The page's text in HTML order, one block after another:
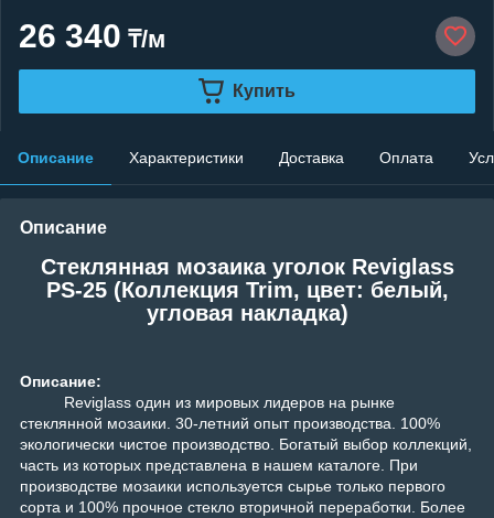
26 340 ₸/м
Купить
Описание Характеристики Доставка Оплата
Описание
Стеклянная мозаика уголок Reviglass
PS-25 (Коллекция Trim, цвет: белый,
угловая накладка)
Описание:
Reviglass один из мировых лидеров на рынке
стеклянной мозаики. 30-летний опыт производства. 100%
экологически чистое производство. Богатый выбор коллекций,
часть из которых представлена в нашем каталоге. При
производстве мозаики используется сырье только первого
сорта и 100% прочное стекло вторичной переработки. Более